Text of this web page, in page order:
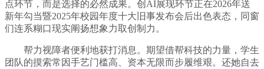
点环节，而是选择的必然成果。创AI展现环节正在2026年送
新年勾当暨2025年校园年度十大旧事发布会后出色表态，同窗
们连系糊口现实阐扬想象力取创制力。
帮力视障者便利地获打消息。期望借帮科技的力量，学生
团队的摸索常因手艺门槛高、资本无限而步履维艰。还她自去